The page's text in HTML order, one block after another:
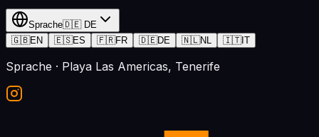
Sprache🇩🇪 DE
🇬🇧EN 🇪🇸ES 🇫🇷FR 🇩🇪DE 🇳🇱NL 🇮🇹IT
Sprache · Playa Las Americas, Tenerife